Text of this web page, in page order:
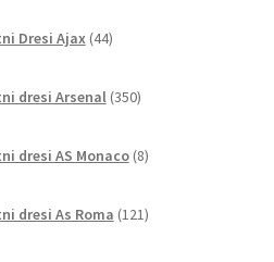
Dresi Ajax 44izdelkov
dresi Arsenal 350izdelkov
dresi AS Monaco 8izdelkov
dresi As Roma 121izdelkov